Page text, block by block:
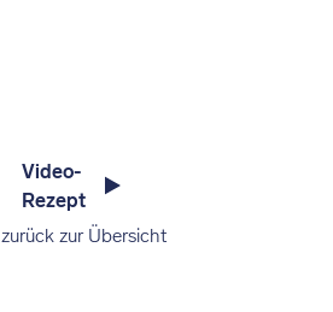
Video-
Rezept
zurück zur Übersicht